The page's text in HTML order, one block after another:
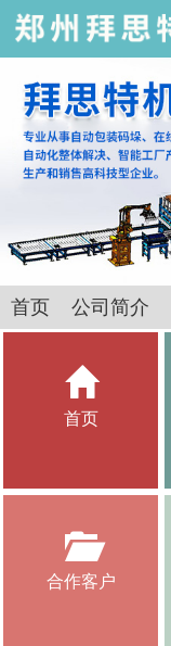
首页 公司简介
首页
合作客户